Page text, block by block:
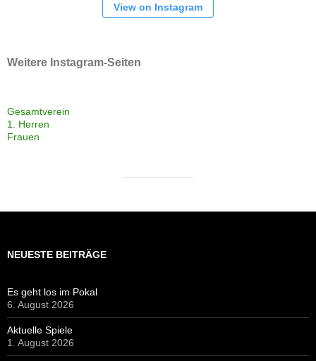
View on Instagram
Weitere Instagram-Seiten
Gesamtverein
1. Herren
Frauen
NEUESTE BEITRÄGE
Es geht los im Pokal
6. August 2026
Aktuelle Spiele
1. August 2026